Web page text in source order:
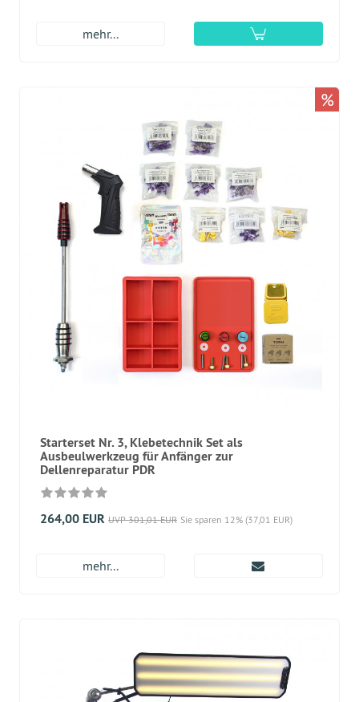
mehr...
Starterset Nr. 3, Klebetechnik Set als
Ausbeulwerkzeug für Anfänger zur
Dellenreparatur PDR
264,00 EUR UVP 301,01 EUR Sie sparen 12% (37,01 EUR)
mehr...
%